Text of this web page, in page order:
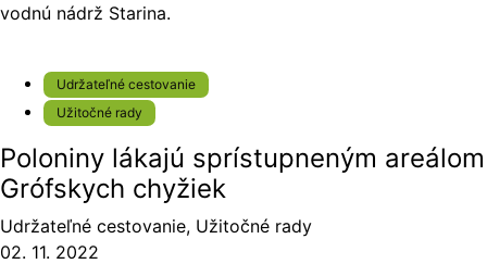
vodnú nádrž Starina.
Udržateľné cestovanie
Užitočné rady
Poloniny lákajú sprístupneným areálom
Grófskych chyžiek
Udržateľné cestovanie, Užitočné rady
02. 11. 2022